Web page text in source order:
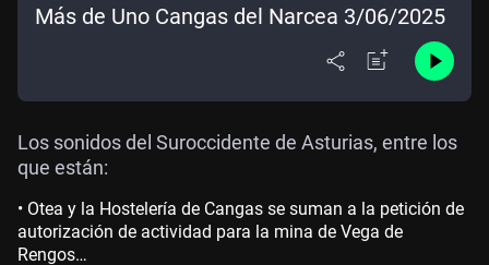
Más de Uno Cangas del Narcea 3/06/2025
Los sonidos del Suroccidente de Asturias, entre los
que están:
• Otea y la Hostelería de Cangas se suman a la petición de
autorización de actividad para la mina de Vega de
Rengos…